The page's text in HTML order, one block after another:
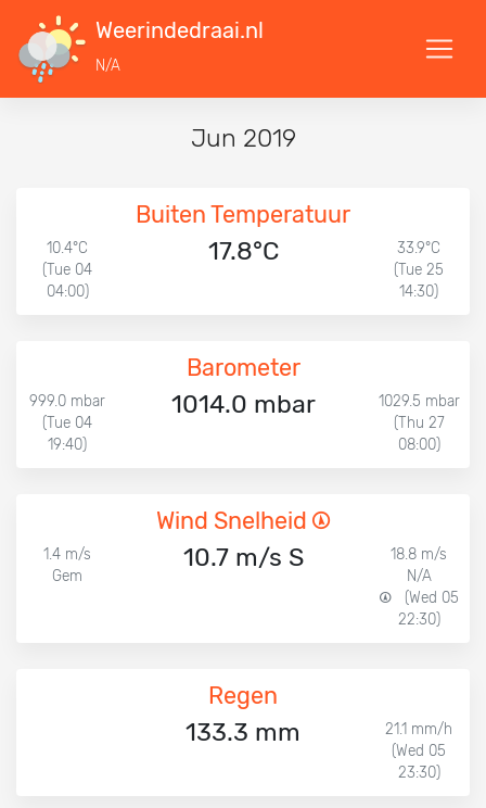
Weerindedraai.nl
N/A
Jun 2019
Buiten Temperatuur
10.4°C
(Tue 04
04:00)
17.8°C
33.9°C
(Tue 25
14:30)
Barometer
999.0 mbar
(Tue 04
19:40)
1014.0 mbar
1029.5 mbar
(Thu 27
08:00)
Wind Snelheid
1.4 m/s
Gem
10.7 m/s S
18.8 m/s
N/A
(Wed 05
22:30)
Regen
133.3 mm
21.1 mm/h
(Wed 05
23:30)